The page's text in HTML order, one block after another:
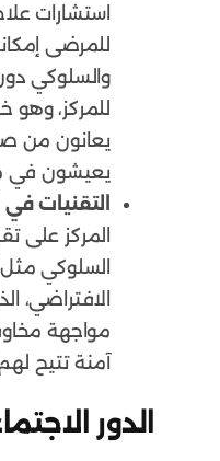
استشارات
للمرضى
والسلوكي
للمركز، وهو
يعانون من
يعيشون في
التقنيات
المركز على
السلوكي مثل
الافتراضي،
مواجهة
آمنة تتيح
الدور